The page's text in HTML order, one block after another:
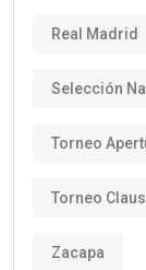
Real Madrid
Selección
Torneo
Torneo
Zacapa